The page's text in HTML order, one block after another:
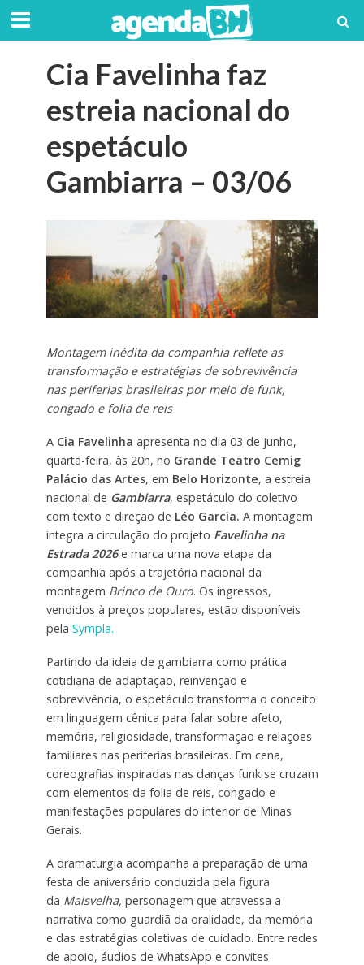
Cia Favelinha faz
estreia nacional do
espetáculo
Gambiarra – 03/06
Montagem inédita da companhia reflete as
transformação e estratégias de sobrevivência
nas periferias brasileiras por meio de funk,
congado e folia de reis
ACia Favelinha apresenta no dia 03 de junho,
quarta-feira, às 20h, no Grande Teatro Cemig
Palácio das Artes, em Belo Horizonte, a estreia
nacional de Gambiarra, espetáculo do coletivo
com texto e direção de Léo Garcia. A montagem
integra a circulação do projeto Favelinha na
Estrada 2026e marca uma nova etapa da
companhia após a trajetória nacional da
montagem Brinco de Ouro. Os ingressos,
vendidos à preços populares, estão disponíveis
pela Sympla.
Partindo da ideia de gambiarra como prática
cotidiana de adaptação, reinvenção e
sobrevivência, o espetáculo transforma o conceito
em linguagem cênica para falar sobre afeto,
memória, religiosidade, transformação e relações
familiares nas periferias brasileiras. Em cena,
coreografias inspiradas nas danças funk se cruzam
com elementos da folia de reis, congado e
manifestações populares do interior de Minas
Gerais.
A dramaturgia acompanha a preparação de uma
festa de aniversário conduzida pela figura
da Maisvelha, personagem que atravessa a
narrativa como guardiã da oralidade, da memória
e das estratégias coletivas de cuidado. Entre redes
de apoio, áudios de WhatsApp e convites